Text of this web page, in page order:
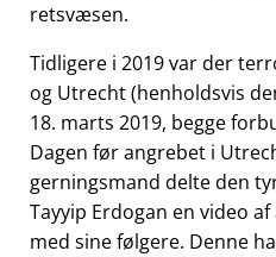
retsvæsen.
Tidligere i 2019 var der
og Utrecht (henholdsvis
18. marts 2019, begge
Dagen før angrebet i
gerningsmand delte den
Tayyip Erdogan en video
med sine følgere. Denne